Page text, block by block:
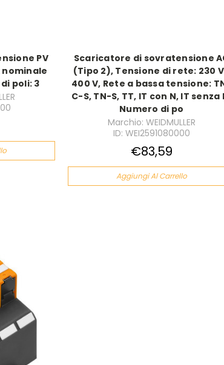
PV
nominale
poli: 3
Scaricatore di sovratensione
(Tipo 2), Tensione di rete: 230
400 V, Rete a bassa tensione:
C-S, TN-S, TT, IT con N, IT senza
Numero di po
Marchio: WEIDMULLER
ID: WEI2591080000
€83,59
Aggiungi Al Carrello